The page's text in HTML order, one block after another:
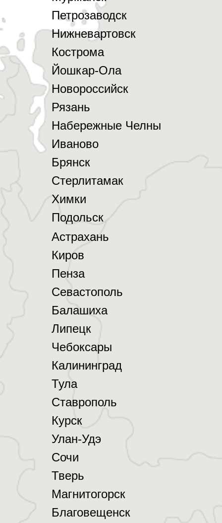
Астрахань
Киров
Пенза
Севастополь
Балашиха
Липецк
Чебоксары
Калининград
Тула
Ставрополь
Курск
Улан-Удэ
Сочи
Тверь
Магнитогорск
Благовещенск
Петрозаводск
Нижневартовск
Кострома
Йошкар-Ола
Новороссийск
Рязань
Набережные Челны
Иваново
Брянск
Стерлитамак
Химки
Подольск